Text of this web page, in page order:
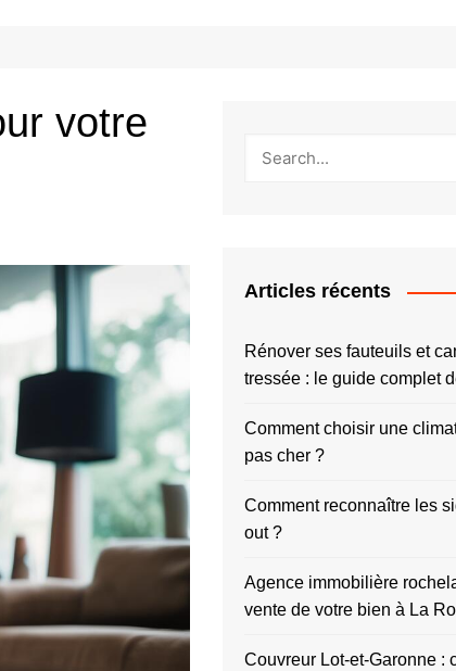
votre
Articles récents
Rénover ses fauteuils et
tressée : le guide complet
Comment choisir une
pas cher ?
Comment reconnaître les
out ?
Agence immobilière
vente de votre bien à La
Couvreur Lot-et-Garonne :